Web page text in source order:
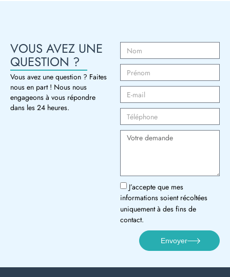
VOUS AVEZ UNE
QUESTION ?
Vous avez une question ? Faites
nous en part ! Nous nous
engageons à vous répondre
dans les 24 heures.
J’accepte que mes
informations soient récoltées
uniquement à des fins de
contact.
Envoyer